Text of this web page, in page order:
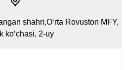
shahri,O‘rta Rovuston MFY,
ko‘chasi, 2-uy